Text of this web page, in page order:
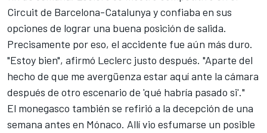
Circuit de Barcelona-Catalunya y confiaba en sus
opciones de lograr una buena posición de salida.
Precisamente por eso, el accidente fue aún más duro.
"Estoy bien", afirmó Leclerc justo después. "Aparte del
hecho de que me avergüenza estar aquí ante la cámara
después de otro escenario de 'qué habría pasado si'."
El monegasco también se refirió a la decepción de una
semana antes en Mónaco. Allí vio esfumarse un posible